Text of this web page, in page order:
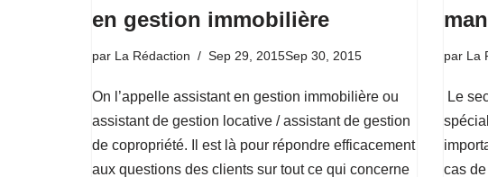
en gestion immobilière
par La Rédaction Sep 29, 2015Sep 30, 2015
On l’appelle assistant en gestion immobilière ou
assistant de gestion locative / assistant de gestion
de copropriété. Il est là pour répondre efficacement
aux questions des clients sur tout ce qui concerne
par La
Le
cas